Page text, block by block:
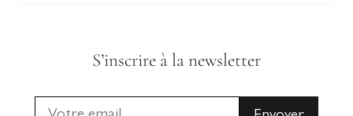
S’inscrire à la newsletter